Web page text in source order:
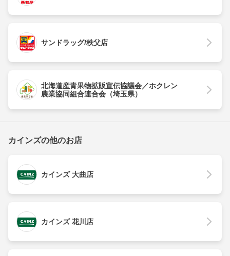
サンドラッグ/秩父店
北海道産青果物拡販宣伝協議会／ホクレン
農業協同組合連合会（埼玉県）
カインズの他のお店
カインズ 大曲店
カインズ 花川店